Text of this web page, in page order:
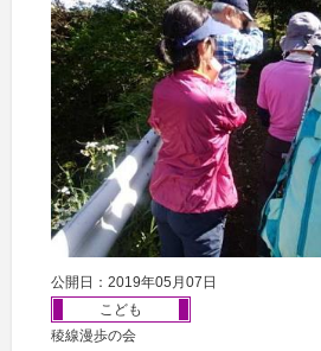
公開日：2019年05月07日
こども
稜線漫歩の会